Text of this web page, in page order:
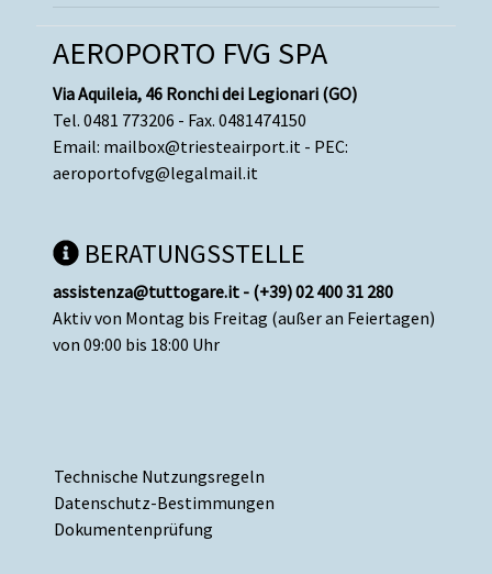
AEROPORTO FVG SPA
Via Aquileia, 46 Ronchi dei Legionari (GO)
Tel. 0481 773206 - Fax. 0481474150
Email: mailbox@triesteairport.it - PEC:
aeroportofvg@legalmail.it
BERATUNGSSTELLE
assistenza@tuttogare.it - (+39) 02 400 31 280
Aktiv von Montag bis Freitag (außer an Feiertagen)
von 09:00 bis 18:00 Uhr
Technische Nutzungsregeln
Datenschutz-Bestimmungen
Dokumentenprüfung